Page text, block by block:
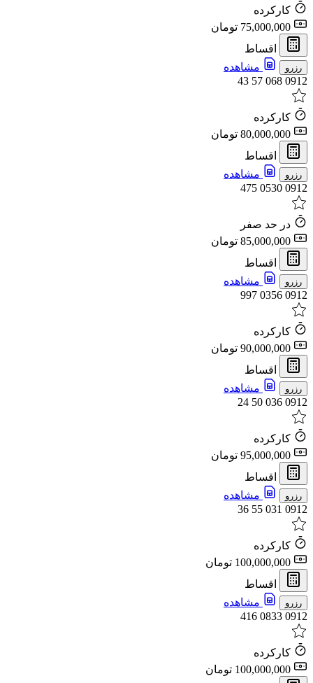
کارکرده
اقساط
رزرو
مشاهده
0912 068 57 43
کارکرده
اقساط
رزرو
مشاهده
0912 0530 475
در حد صفر
اقساط
رزرو
مشاهده
0912 0356 997
کارکرده
اقساط
رزرو
مشاهده
0912 036 50 24
کارکرده
اقساط
رزرو
مشاهده
0912 031 55 36
کارکرده
اقساط
رزرو
مشاهده
0912 0833 416
کارکرده